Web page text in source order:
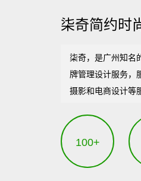
柒奇简约时
柒奇，是广州知名
牌管理设计服务，
摄影和电商设计等
100+